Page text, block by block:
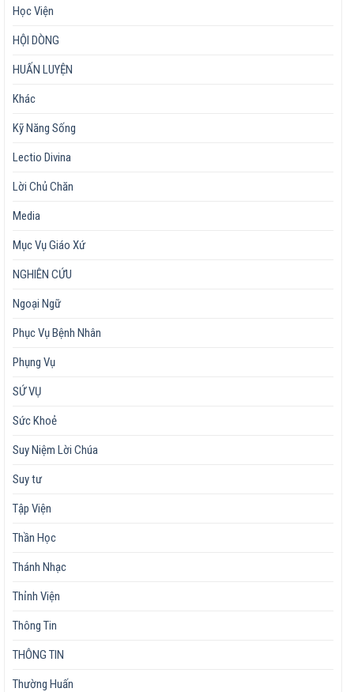
Học Viện
HỘI DÒNG
HUẤN LUYỆN
Khác
Kỹ Năng Sống
Lectio Divina
Lời Chủ Chăn
Media
Mục Vụ Giáo Xứ
NGHIÊN CỨU
Ngoại Ngữ
Phục Vụ Bệnh Nhân
Phụng Vụ
SỨ VỤ
Sức Khoẻ
Suy Niệm Lời Chúa
Suy tư
Tập Viện
Thần Học
Thánh Nhạc
Thỉnh Viện
Thông Tin
THÔNG TIN
Thường Huấn